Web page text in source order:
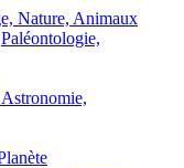
Nature, Animaux
Paléontologie,